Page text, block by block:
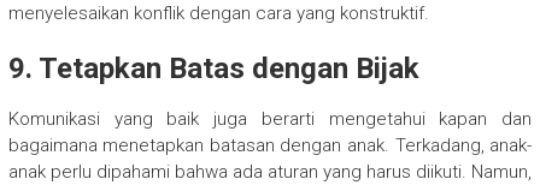
menyelesaikan konflik dengan cara yang konstruktif.
9. Tetapkan Batas dengan Bijak
Komunikasi yang baik juga berarti mengetahui kapan dan
bagaimana menetapkan batasan dengan anak. Terkadang, anak-
anak perlu dipahami bahwa ada aturan yang harus diikuti. Namun,